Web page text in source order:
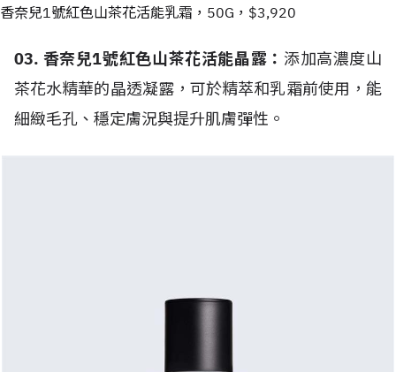
香奈兒1號紅色山茶花活能乳霜，50G，$3,920
03. 香奈兒1號紅色山茶花活能晶露： 添加高濃度山
茶花水精華的晶透凝露，可於精萃和乳霜前使用，能
細緻毛孔、穩定膚況與提升肌膚彈性。